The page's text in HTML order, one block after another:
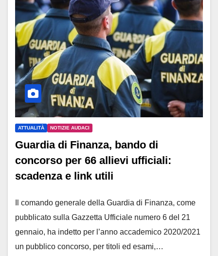
ATTUALITÀ NOTIZIE AUDACI
Guardia di Finanza, bando di
concorso per 66 allievi ufficiali:
scadenza e link utili
Il comando generale della Guardia di Finanza, come
pubblicato sulla Gazzetta Ufficiale numero 6 del 21
gennaio, ha indetto per l’anno accademico 2020/2021
un pubblico concorso, per titoli ed esami,…